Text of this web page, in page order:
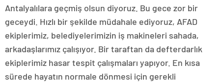
Antalyalılara geçmiş olsun diyoruz. Bu gece zor bir
geceydi. Hızlı bir şekilde müdahale ediyoruz, AFAD
ekiplerimiz, belediyelerimizin iş makineleri sahada,
arkadaşlarımız çalışıyor. Bir taraftan da defterdarlık
ekiplerimiz hasar tespit çalışmaları yapıyor. En kısa
sürede hayatın normale dönmesi için gerekli